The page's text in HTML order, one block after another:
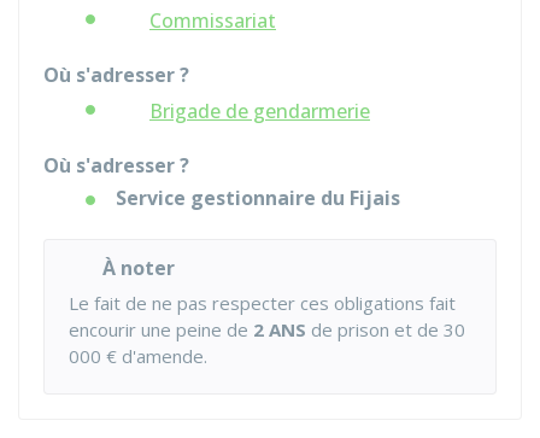
Commissariat
Où s'adresser ?
Brigade de gendarmerie
Où s'adresser ?
Service gestionnaire du Fijais
À noter
Le fait de ne pas respecter ces obligations fait
encourir une peine de 2 ANS de prison et de 30
000 € d'amende.